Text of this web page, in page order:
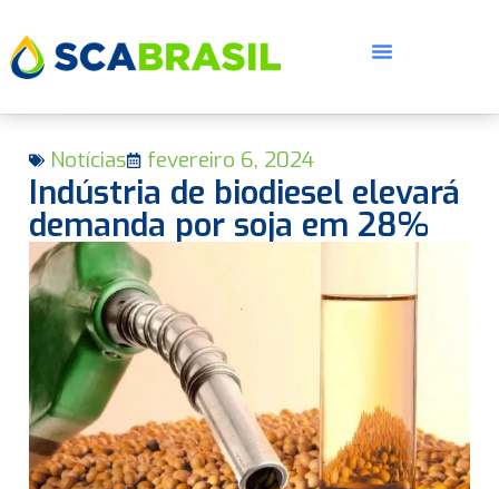
Notícias fevereiro 6, 2024
Indústria de biodiesel elevará
demanda por soja em 28%